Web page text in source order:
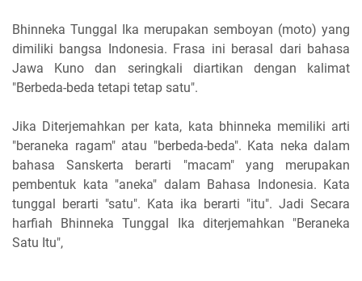
Bhinneka Tunggal Ika merupakan semboyan (moto) yang
dimiliki bangsa Indonesia. Frasa ini berasal dari bahasa
Jawa Kuno dan seringkali diartikan dengan kalimat
"Berbeda-beda tetapi tetap satu".
Jika Diterjemahkan per kata, kata bhinneka memiliki arti
"beraneka ragam" atau "berbeda-beda". Kata neka dalam
bahasa Sanskerta berarti "macam" yang merupakan
pembentuk kata "aneka" dalam Bahasa Indonesia. Kata
tunggal berarti "satu". Kata ika berarti "itu". Jadi Secara
harfiah Bhinneka Tunggal Ika diterjemahkan "Beraneka
Satu Itu",